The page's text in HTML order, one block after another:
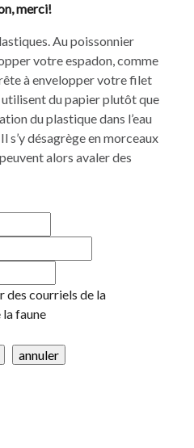
merci!
Au poissonnier
votre espadon, comme
à envelopper votre filet
du papier plutôt que
du plastique dans l’eau
s’y désagrège en morceaux
alors avaler des
des courriels de la
la faune